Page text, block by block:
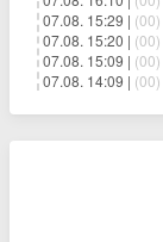
07.08. 15:29 | (00)
07.08. 15:20 | (00)
07.08. 15:09 | (00)
07.08. 14:09 | (00)